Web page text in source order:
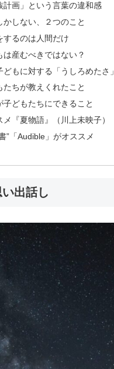
計画」という言葉の違和感
かしない、２つのこと
するのは人間だけ
は産むべきではない？
どもに対する「うしろめたさ」
たちが教えくれたこと
子どもたちにできること
メ『夏物語』（川上未映子）
”「Audible」がオススメ
出話し